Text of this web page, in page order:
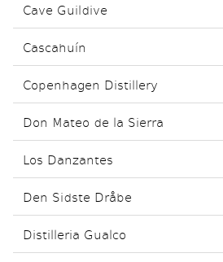
Cave Guildive
Cascahuín
Copenhagen Distillery
Don Mateo de la Sierra
Los Danzantes
Den Sidste Dråbe
Distilleria Gualco